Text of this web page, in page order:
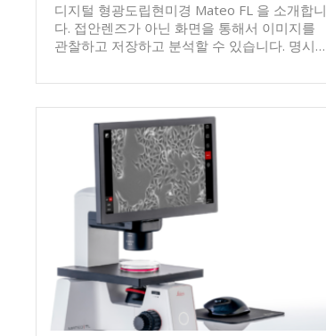
디지털 형광도립현미경 Mateo FL 을 소개합니
다. 접안렌즈가 아닌 화면을 통해서 이미지를
관찰하고 저장하고 분석할 수 있습니다. 명시
형광용 monochrome 카메라가 장착되어 있어
인코딩된 기능들로 쉽고 정확하게 조작이 가능
서 설정된 형광파장에 맞게 형광필터가 자동으
로 변환되면서 이미징을 수행할 수 있습니다.
터치스크린방식의 모니터장착으로 쉽게 다양